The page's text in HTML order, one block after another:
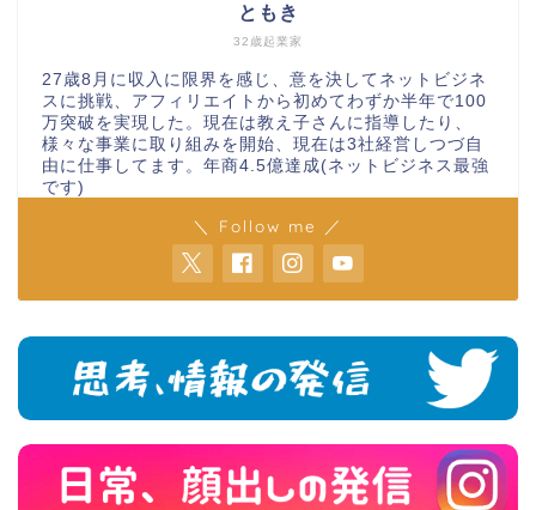
32歳起業家
ともき
27歳8月に収入に限界を感じ、意を決してネットビジネ
スに挑戦、アフィリエイトから初めてわずか半年で100
万突破を実現した。現在は教え子さんに指導したり、
様々な事業に取り組みを開始、現在は3社経営しつづ自
由に仕事してます。年商4.5億達成(ネットビジネス最強
です)
＼ Follow me ／